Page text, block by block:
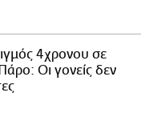
4χρονου σε
Οι γονείς δεν